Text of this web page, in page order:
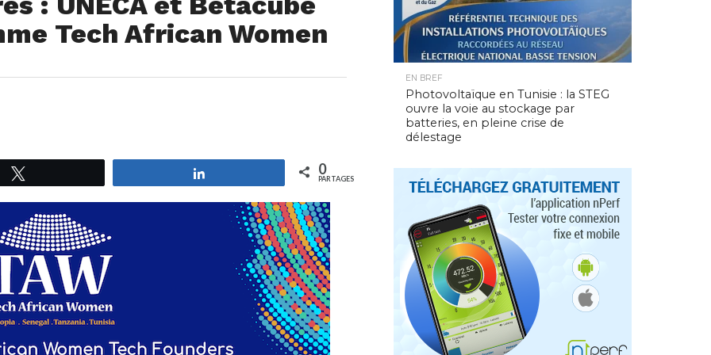
Tech African Women
0
PARTAGES
EN BREF
Photovoltaïque en Tunisie : la STEG
ouvre la voie au stockage par
batteries, en pleine crise de
délestage